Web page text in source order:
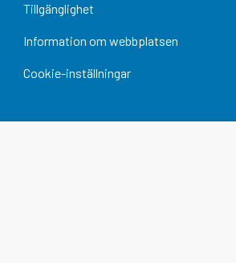
Tillgänglighet
Information om webbplatsen
Cookie-inställningar